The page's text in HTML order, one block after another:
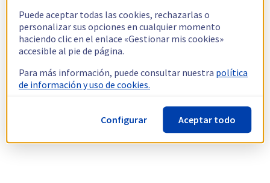
Puede aceptar todas las cookies, rechazarlas o
personalizar sus opciones en cualquier momento
haciendo clic en el enlace «Gestionar mis cookies»
accesible al pie de página.
Para más información, puede consultar nuestra política
de información y uso de cookies.
Configurar Aceptar todo